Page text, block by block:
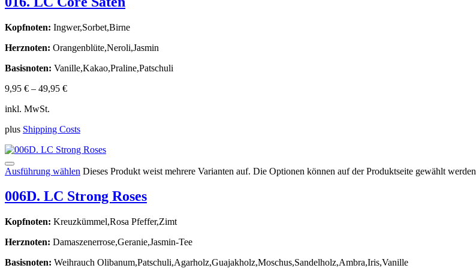
Kopfnoten: Ingwer,Sorbet,Birne
Herznoten: Orangenblüte,Neroli,Jasmin
Basisnoten: Vanille,Kakao,Praline,Patschuli
9,95 € – 49,95 €
inkl. MwSt.
plus Shipping Costs
Ausführung wählen Dieses Produkt weist mehrere Varianten auf. Die Optionen können auf der Produktseite gewählt werden
006D. LC Strong Roses
Kopfnoten: Kreuzkümmel,Rosa Pfeffer,Zimt
Herznoten: Damaszenerrose,Geranie,Jasmin-Tee
Basisnoten: Weihrauch Olibanum,Patschuli,Agarholz,Guajakholz,Moschus,Sandelholz,Ambra,Iris,Vanille